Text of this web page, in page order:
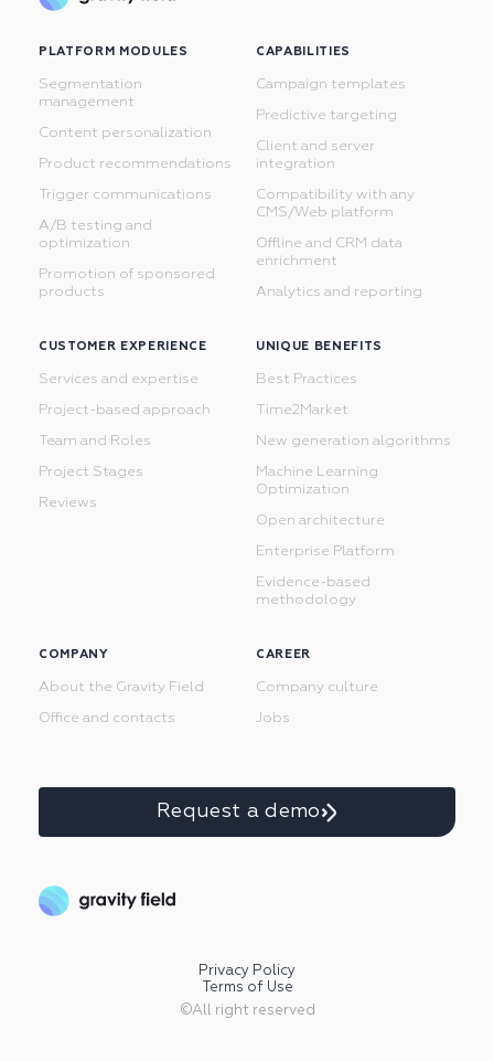
PLATFORM MODULES
Segmentation
management
Content personalization
Product recommendations
Trigger communications
A/B testing and
optimization
Promotion of sponsored
products
CAPABILITIES
Campaign templates
Predictive targeting
Client and server
integration
Compatibility with any
CMS/Web platform
Offline and CRM data
enrichment
Analytics and reporting
CUSTOMER EXPERIENCE
Services and expertise
Project-based approach
Team and Roles
Project Stages
Reviews
UNIQUE BENEFITS
Best Practices
Time2Market
New generation algorithms
Machine Learning
Optimization
Open architecture
Enterprise Platform
Evidence-based
methodology
COMPANY
About the Gravity Field
Office and contacts
CAREER
Company culture
Jobs
Request a demo
Privacy Policy
Terms of Use
©All right reserved